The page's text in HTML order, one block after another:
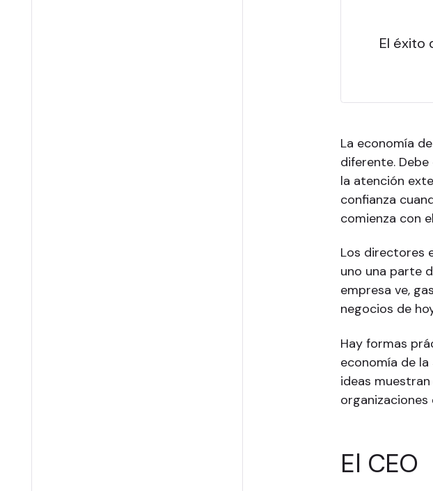
El éxito
La economía
diferente.
la atención
confianza
comienza con
Los directores
uno una parte
empresa ve,
negocios de
Hay formas
economía de
ideas
organizaciones
El CEO